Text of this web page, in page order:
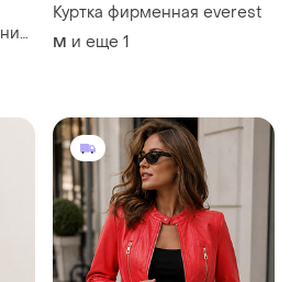
Куртка фирменная everest
M и еще 1